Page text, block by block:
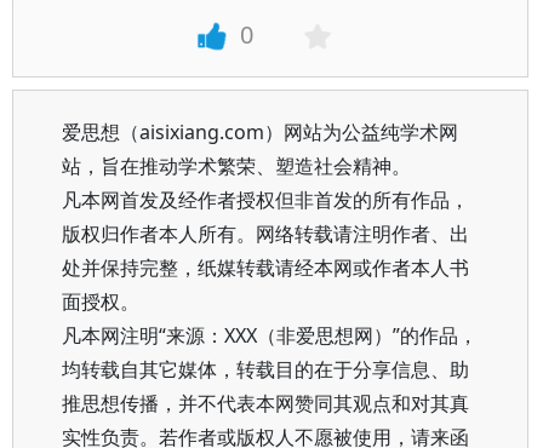
0
爱思想（aisixiang.com）网站为公益纯学术网
站，旨在推动学术繁荣、塑造社会精神。
凡本网首发及经作者授权但非首发的所有作品，
版权归作者本人所有。网络转载请注明作者、出
处并保持完整，纸媒转载请经本网或作者本人书
面授权。
凡本网注明“来源：XXX（非爱思想网）”的作品，
均转载自其它媒体，转载目的在于分享信息、助
推思想传播，并不代表本网赞同其观点和对其真
实性负责。若作者或版权人不愿被使用，请来函